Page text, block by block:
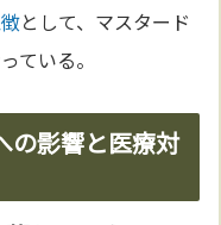
として、マスタード
ている。
の影響と医療対